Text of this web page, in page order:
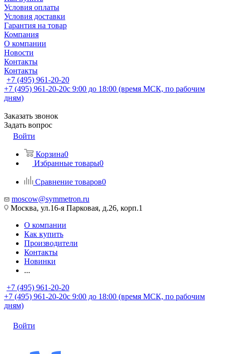
Условия оплаты
Условия доставки
Гарантия на товар
Компания
О компании
Новости
Контакты
Контакты
+7 (495) 961-20-20
+7 (495) 961-20-20с 9:00 до 18:00 (время МСК, по рабочим
дням)
Заказать звонок
Задать вопрос
Войти
Корзина0
Избранные товары0
Сравнение товаров0
moscow@symmetron.ru
Москва, ул.16-я Парковая, д.26, корп.1
О компании
Как купить
Производители
Контакты
Новинки
...
+7 (495) 961-20-20
+7 (495) 961-20-20с 9:00 до 18:00 (время МСК, по рабочим
дням)
Войти